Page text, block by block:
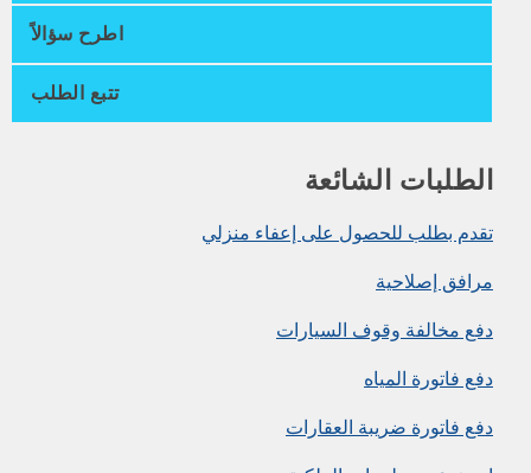
اطرح سؤالاً
تتبع الطلب
الشائعة
بطلب للحصول على إعفاء منزلي
إصلاحية
مخالفة وقوف السيارات
فاتورة المياه
فاتورة ضريبة العقارات